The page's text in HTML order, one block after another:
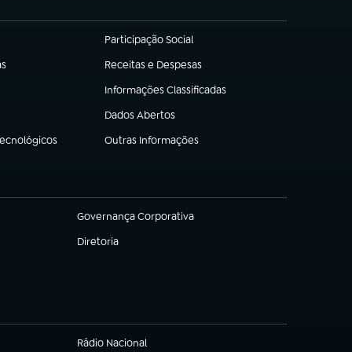
Participação Social
(abre em nova aba)
Receitas e Despesas
(abre em nova aba)
Informações Classificadas
(abre em nova aba)
Dados Abertos
(abre em nova aba)
Outras Informações
(abre em nova aba)
Governança Corporativa
(abre em nova aba)
Diretoria
(abre em nova aba)
Rádio Nacional